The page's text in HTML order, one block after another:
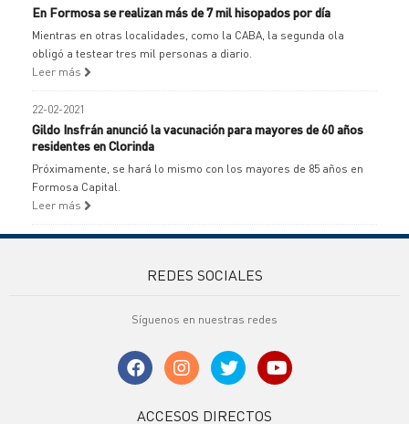
En Formosa se realizan más de 7 mil hisopados por día
Mientras en otras localidades, como la CABA, la segunda ola
obligó a testear tres mil personas a diario.
Leer más
22-02-2021
Gildo Insfrán anunció la vacunación para mayores de 60 años
residentes en Clorinda
Próximamente, se hará lo mismo con los mayores de 85 años en
Formosa Capital.
Leer más
REDES SOCIALES
Síguenos en nuestras redes
ACCESOS DIRECTOS